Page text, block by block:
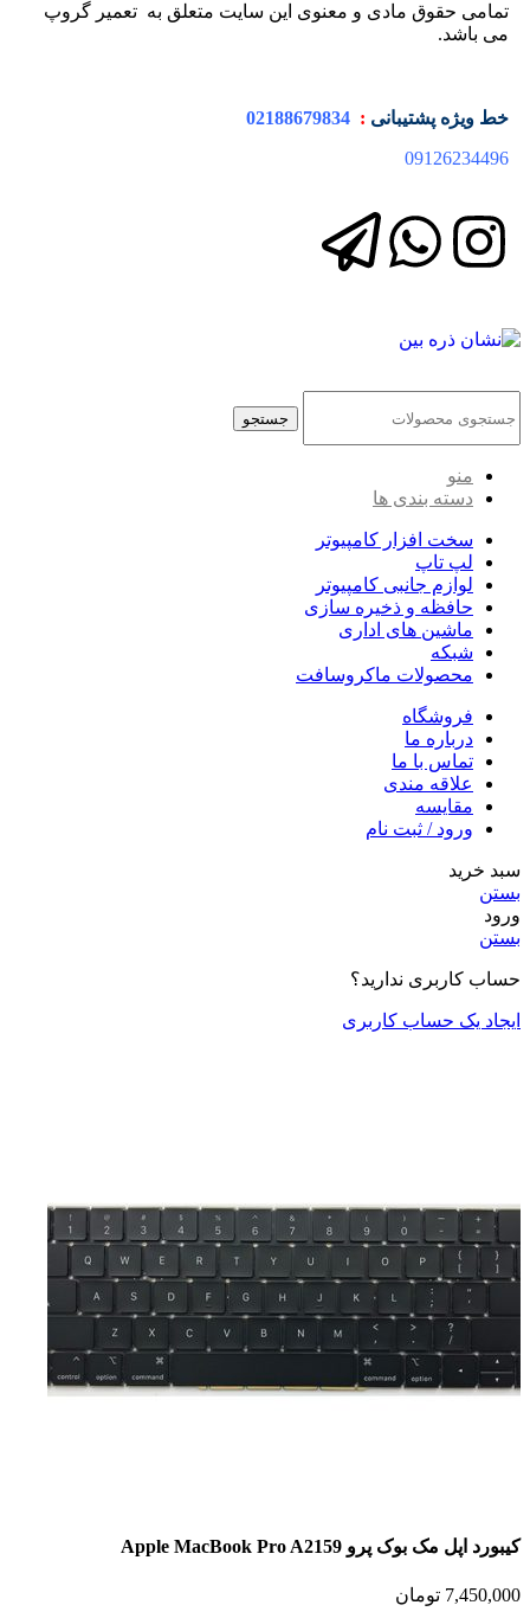
تمامی حقوق مادی و معنوی این سایت متعلق به تعمیر گروپ
می باشد.
خط ویژه پشتیبانی :
02188679834
09126234496
جستجو
منو
دسته بندی ها
سخت افزار کامپیوتر
لپ تاپ
لوازم جانبی کامپیوتر
حافظه و ذخیره سازی
ماشین های اداری
شبکه
محصولات ماکروسافت
فروشگاه
درباره ما
تماس با ما
علاقه مندی
مقايسه
ورود / ثبت نام
سبد خرید
بستن
ورود
بستن
حساب کاربری ندارید؟
ایجاد یک حساب کاربری
کیبورد اپل مک بوک پرو Apple MacBook Pro A2159
7,450,000 تومان